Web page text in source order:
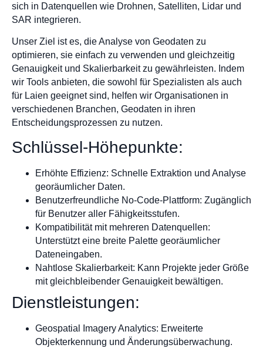
sich in Datenquellen wie Drohnen, Satelliten, Lidar und
SAR integrieren.
Unser Ziel ist es, die Analyse von Geodaten zu
optimieren, sie einfach zu verwenden und gleichzeitig
Genauigkeit und Skalierbarkeit zu gewährleisten. Indem
wir Tools anbieten, die sowohl für Spezialisten als auch
für Laien geeignet sind, helfen wir Organisationen in
verschiedenen Branchen, Geodaten in ihren
Entscheidungsprozessen zu nutzen.
Schlüssel-Höhepunkte:
Erhöhte Effizienz: Schnelle Extraktion und Analyse
georäumlicher Daten.
Benutzerfreundliche No-Code-Plattform: Zugänglich
für Benutzer aller Fähigkeitsstufen.
Kompatibilität mit mehreren Datenquellen:
Unterstützt eine breite Palette georäumlicher
Dateneingaben.
Nahtlose Skalierbarkeit: Kann Projekte jeder Größe
mit gleichbleibender Genauigkeit bewältigen.
Dienstleistungen:
Geospatial Imagery Analytics: Erweiterte
Objekterkennung und Änderungsüberwachung.